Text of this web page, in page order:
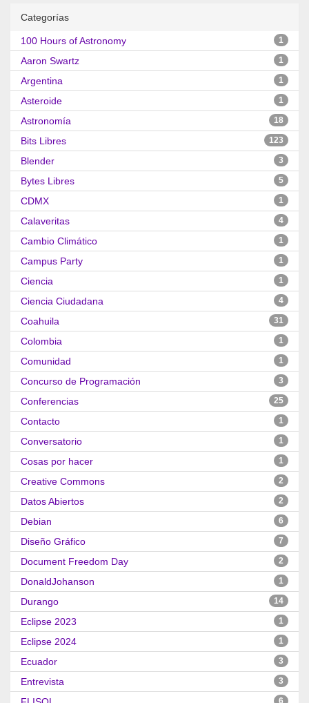
Categorías
100 Hours of Astronomy 1
Aaron Swartz 1
Argentina 1
Asteroide 1
Astronomía 18
Bits Libres 123
Blender 3
Bytes Libres 5
CDMX 1
Calaveritas 4
Cambio Climático 1
Campus Party 1
Ciencia 1
Ciencia Ciudadana 4
Coahuila 31
Colombia 1
Comunidad 1
Concurso de Programación 3
Conferencias 25
Contacto 1
Conversatorio 1
Cosas por hacer 1
Creative Commons 2
Datos Abiertos 2
Debian 6
Diseño Gráfico 7
Document Freedom Day 2
DonaldJohanson 1
Durango 14
Eclipse 2023 1
Eclipse 2024 1
Ecuador 3
Entrevista 3
6